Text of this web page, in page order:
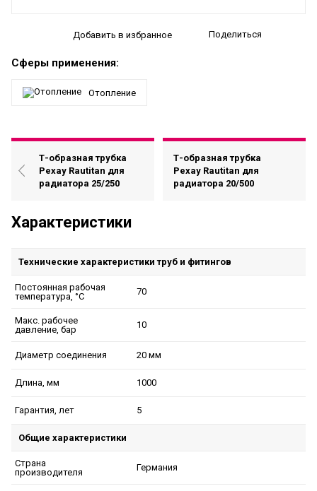
Добавить в избранное Поделиться
Сферы применения:
Отопление
Т-образная трубка
Рехау Rautitan для
радиатора 25/250
Т-образная трубка
Рехау Rautitan для
радиатора 20/500
Характеристики
Технические характеристики труб и фитингов
Постоянная рабочая
температура, °C
70
Макс. рабочее
давление, бар
10
Диаметр соединения 20 мм
Длина, мм 1000
Гарантия, лет 5
Общие характеристики
Страна
производителя
Германия